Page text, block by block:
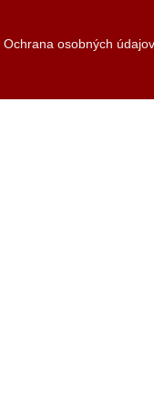
Ochrana osobných údajov